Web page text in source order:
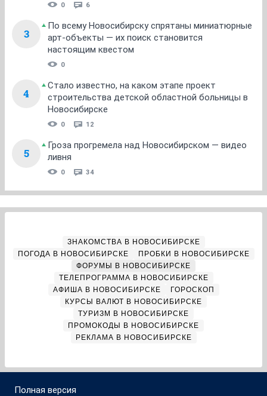
0 6
3
По всему Новосибирску спрятаны миниатюрные
арт-объекты — их поиск становится
настоящим квестом
0
4
Стало известно, на каком этапе проект
строительства детской областной больницы в
Новосибирске
0 12
5
Гроза прогремела над Новосибирском — видео
ливня
0 34
ЗНАКОМСТВА В НОВОСИБИРСКЕ
ПОГОДА В НОВОСИБИРСКЕ
ПРОБКИ В НОВОСИБИРСКЕ
ФОРУМЫ В НОВОСИБИРСКЕ
ТЕЛЕПРОГРАММА В НОВОСИБИРСКЕ
АФИША В НОВОСИБИРСКЕ
ГОРОСКОП
КУРСЫ ВАЛЮТ В НОВОСИБИРСКЕ
ТУРИЗМ В НОВОСИБИРСКЕ
ПРОМОКОДЫ В НОВОСИБИРСКЕ
РЕКЛАМА В НОВОСИБИРСКЕ
Полная версия